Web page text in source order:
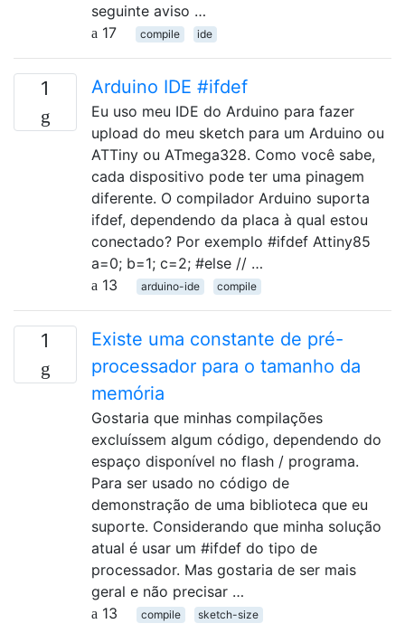
seguinte aviso …
17
compile ide
1 Arduino IDE #ifdef
Eu uso meu IDE do Arduino para fazer
upload do meu sketch para um Arduino ou
ATTiny ou ATmega328. Como você sabe,
cada dispositivo pode ter uma pinagem
diferente. O compilador Arduino suporta
ifdef, dependendo da placa à qual estou
conectado? Por exemplo #ifdef Attiny85
a=0; b=1; c=2; #else // …
13
arduino-ide compile
1
Existe uma constante de pré-
processador para o tamanho da
memória
Gostaria que minhas compilações
excluíssem algum código, dependendo do
espaço disponível no flash / programa.
Para ser usado no código de
demonstração de uma biblioteca que eu
suporte. Considerando que minha solução
atual é usar um #ifdef do tipo de
processador. Mas gostaria de ser mais
geral e não precisar …
13
compile sketch-size